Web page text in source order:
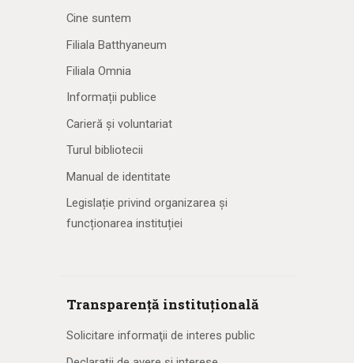
Cine suntem
Filiala Batthyaneum
Filiala Omnia
Informații publice
Carieră și voluntariat
Turul bibliotecii
Manual de identitate
Legislație privind organizarea și
funcționarea instituției
Transparență instituțională
Solicitare informaţii de interes public